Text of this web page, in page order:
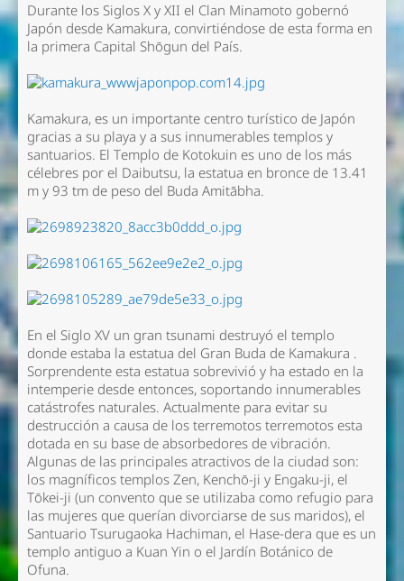
Durante los Siglos X y XII el Clan Minamoto gobernó
Japón desde Kamakura, convirtiéndose de esta forma en
la primera Capital Shōgun del País.
Kamakura, es un importante centro turístico de Japón
gracias a su playa y a sus innumerables templos y
santuarios. El Templo de Kotokuin es uno de los más
célebres por el Daibutsu, la estatua en bronce de 13.41
m y 93 tm de peso del Buda Amitābha.
En el Siglo XV un gran tsunami destruyó el templo
donde estaba la estatua del Gran Buda de Kamakura .
Sorprendente esta estatua sobrevivió y ha estado en la
intemperie desde entonces, soportando innumerables
catástrofes naturales. Actualmente para evitar su
destrucción a causa de los terremotos terremotos esta
dotada en su base de absorbedores de vibración.
Algunas de las principales atractivos de la ciudad son:
los magníficos templos Zen, Kenchō-ji y Engaku-ji, el
Tōkei-ji (un convento que se utilizaba como refugio para
las mujeres que querían divorciarse de sus maridos), el
Santuario Tsurugaoka Hachiman, el Hase-dera que es un
templo antiguo a Kuan Yin o el Jardín Botánico de
Ofuna.